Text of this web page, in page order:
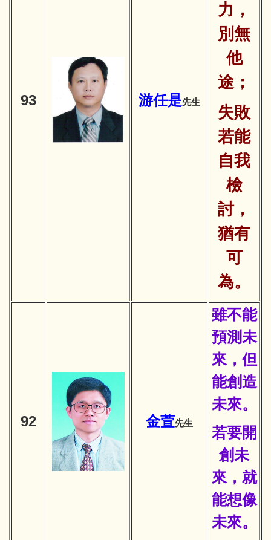
93 游任是先生
力，
別無
他
途；
失敗
若能
自我
檢
討，
猶有
可
為。
92 金萱先生
雖不能
預測未
來，但
能創造
未來。
若要開
創未
來，就
能想像
未來。